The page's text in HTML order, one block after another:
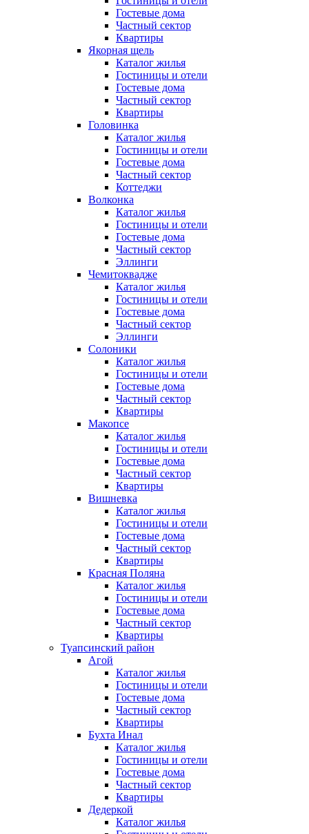
Гостевые дома
Частный сектор
Квартиры
Якорная щель
Каталог жилья
Гостиницы и отели
Гостевые дома
Частный сектор
Квартиры
Головинка
Каталог жилья
Гостиницы и отели
Гостевые дома
Частный сектор
Коттеджи
Волконка
Каталог жилья
Гостиницы и отели
Гостевые дома
Частный сектор
Эллинги
Чемитоквадже
Каталог жилья
Гостиницы и отели
Гостевые дома
Частный сектор
Эллинги
Солоники
Каталог жилья
Гостиницы и отели
Гостевые дома
Частный сектор
Квартиры
Макопсе
Каталог жилья
Гостиницы и отели
Гостевые дома
Частный сектор
Квартиры
Вишневка
Каталог жилья
Гостиницы и отели
Гостевые дома
Частный сектор
Квартиры
Красная Поляна
Каталог жилья
Гостиницы и отели
Гостевые дома
Частный сектор
Квартиры
Туапсинский район
Агой
Каталог жилья
Гостиницы и отели
Гостевые дома
Частный сектор
Квартиры
Бухта Инал
Каталог жилья
Гостиницы и отели
Гостевые дома
Частный сектор
Квартиры
Дедеркой
Каталог жилья